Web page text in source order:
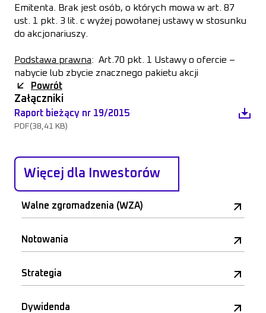
Emitenta. Brak jest osób, o których mowa w art. 87
ust. 1 pkt. 3 lit. c wyżej powołanej ustawy w stosunku
do akcjonariuszy.
Podstawa prawna: Art.70 pkt. 1 Ustawy o ofercie –
nabycie lub zbycie znacznego pakietu akcji
Powrót
Załączniki
Raport bieżący nr 19/2015
PDF(38,41 KB)
Więcej dla Inwestorów
Walne zgromadzenia (WZA)
Notowania
Strategia
Dywidenda